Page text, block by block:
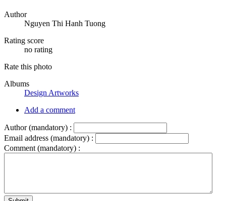
Author
Nguyen Thi Hanh Tuong
Rating score
no rating
Rate this photo
Albums
Design Artworks
Add a comment
Author (mandatory) :
Email address (mandatory) :
Comment (mandatory) :